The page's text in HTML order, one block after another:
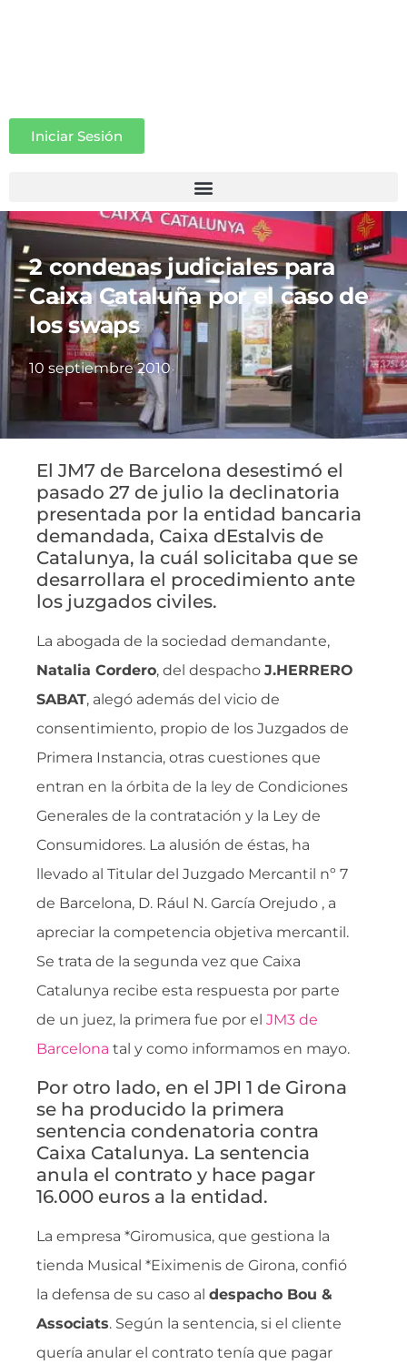
Iniciar Sesión
2 condenas judiciales para
Caixa Cataluña por el caso de
los swaps
10 septiembre 2010
El JM7 de Barcelona desestimó el
pasado 27 de julio la declinatoria
presentada por la entidad bancaria
demandada, Caixa dEstalvis de
Catalunya, la cuál solicitaba que se
desarrollara el procedimiento ante
los juzgados civiles.
La abogada de la sociedad demandante,
Natalia Cordero, del despacho J.HERRERO
SABAT, alegó además del vicio de
consentimiento, propio de los Juzgados de
Primera Instancia, otras cuestiones que
entran en la órbita de la ley de Condiciones
Generales de la contratación y la Ley de
Consumidores. La alusión de éstas, ha
llevado al Titular del Juzgado Mercantil nº 7
de Barcelona, D. Rául N. García Orejudo , a
apreciar la competencia objetiva mercantil.
Se trata de la segunda vez que Caixa
Catalunya recibe esta respuesta por parte
de un juez, la primera fue por el JM3 de
Barcelona tal y como informamos en mayo.
Por otro lado, en el JPI 1 de Girona
se ha producido la primera
sentencia condenatoria contra
Caixa Catalunya. La sentencia
anula el contrato y hace pagar
16.000 euros a la entidad.
La empresa *Giromusica, que gestiona la
tienda Musical *Eiximenis de Girona, confió
la defensa de su caso al despacho Bou &
Associats. Según la sentencia, si el cliente
quería anular el contrato tenía que pagar